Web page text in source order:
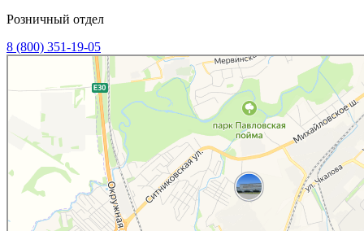
Розничный отдел
8 (800) 351-19-05